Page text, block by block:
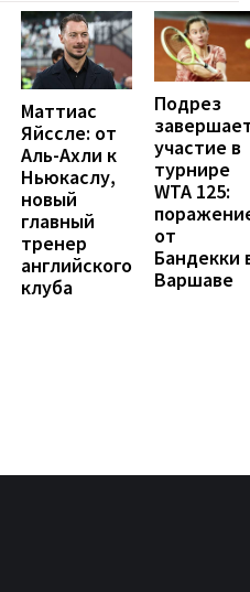
Маттиас
Яйссле: от
Аль-Ахли к
Ньюкаслу,
новый
главный
тренер
английского
клуба
Подрез
участие в
турнире
WTA 125:
от
Бандекки
Варшаве